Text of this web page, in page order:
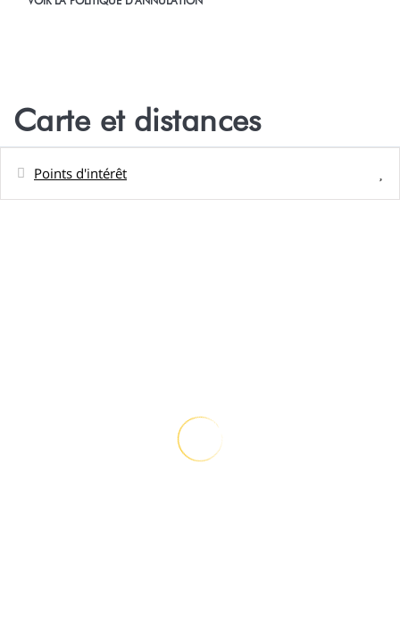
Carte et distances
Points d'intérêt
Supermarché - CHAMPION PAEA